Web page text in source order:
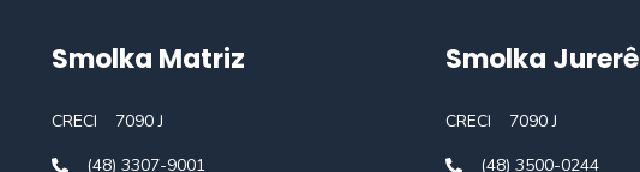
Smolka Matriz
CRECI
7090 J
(48) 3307-9001
Smolka Jurerê
CRECI
7090 J
(48) 3500-0244